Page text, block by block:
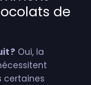
de
? Oui, la
certaines